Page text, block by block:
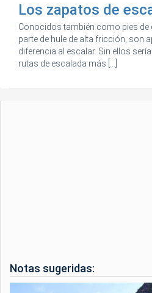
Los zapatos de
Conocidos también como pies de
parte de hule de alta fricción, son
diferencia al escalar. Sin ellos
rutas de escalada más [...]
Notas sugeridas: